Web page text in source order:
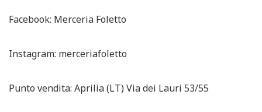
Facebook: Merceria Foletto
Instagram: merceriafoletto
Punto vendita: Aprilia (LT) Via dei Lauri 53/55